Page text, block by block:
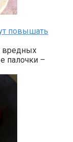
повышать
вредных
палочки –